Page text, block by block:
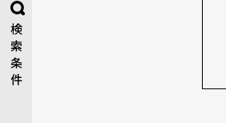
検
索
条
件